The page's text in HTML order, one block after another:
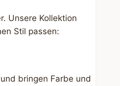
Unsere Kollektion
Stil passen:
bringen Farbe und